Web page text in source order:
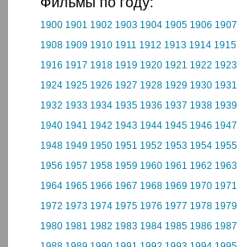
1900 1901 1902 1903 1904 1905 1906 1907
1908 1909 1910 1911 1912 1913 1914 1915
1916 1917 1918 1919 1920 1921 1922 1923
1924 1925 1926 1927 1928 1929 1930 1931
1932 1933 1934 1935 1936 1937 1938 1939
1940 1941 1942 1943 1944 1945 1946 1947
1948 1949 1950 1951 1952 1953 1954 1955
1956 1957 1958 1959 1960 1961 1962 1963
1964 1965 1966 1967 1968 1969 1970 1971
1972 1973 1974 1975 1976 1977 1978 1979
1980 1981 1982 1983 1984 1985 1986 1987